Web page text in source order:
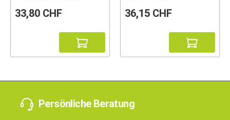
33,80 CHF 36,15 CHF
Persönliche Beratung